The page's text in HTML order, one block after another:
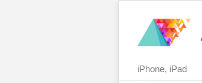
iPhone, iPad